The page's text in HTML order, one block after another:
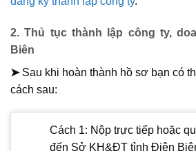
2. Thủ tục thành lập công ty,
Biên
➤ Sau khi hoàn thành hồ sơ bạn có
cách sau:
Cách 1: Nộp trực tiếp hoặc
đến Sở KH&ĐT tỉnh Điện